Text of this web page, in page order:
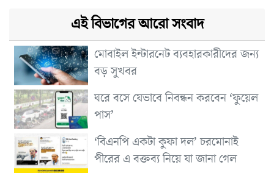
এই বিভাগের আরো সংবাদ
মোবাইল ইন্টারনেট ব্যবহারকারীদের জন্য
বড় সুখবর
ঘরে বসে যেভাবে নিবন্ধন করবেন ‘ফুয়েল
পাস’
‘বিএনপি একটা কুফা দল’ চরমোনাই
পীরের এ বক্তব্য নিয়ে যা জানা গেল